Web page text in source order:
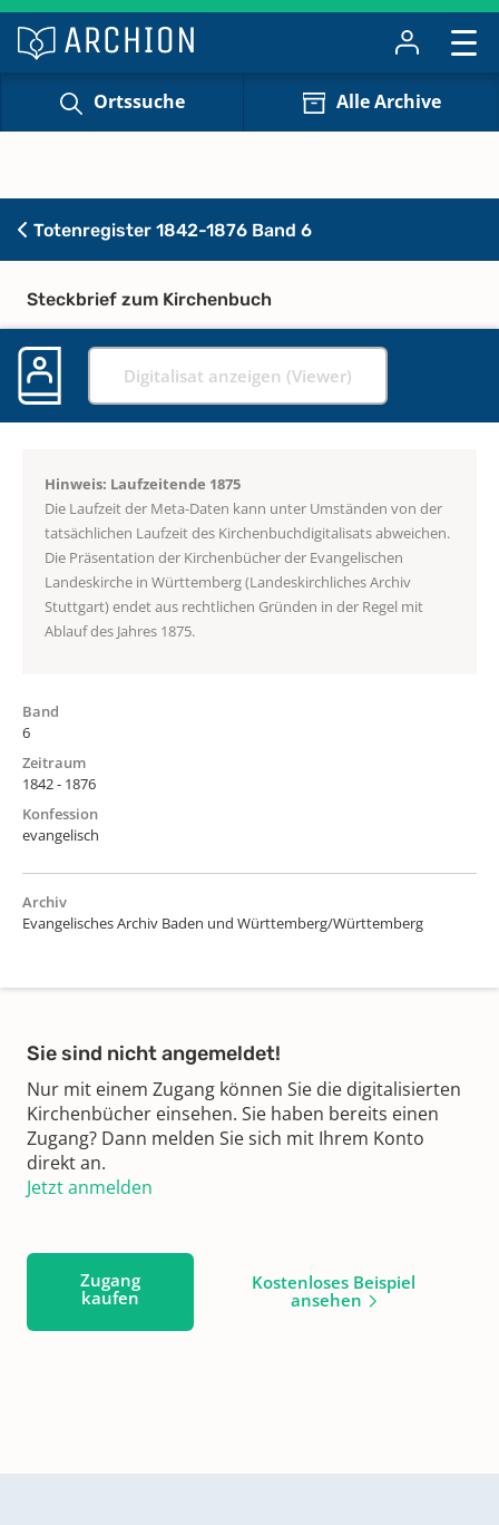
Ortssuche Alle Archive
Totenregister 1842-1876 Band 6
Steckbrief zum Kirchenbuch
Digitalisat anzeigen (Viewer)
Hinweis: Laufzeitende 1875
Die Laufzeit der Meta-Daten kann unter Umständen von der
tatsächlichen Laufzeit des Kirchenbuchdigitalisats abweichen.
Die Präsentation der Kirchenbücher der Evangelischen
Landeskirche in Württemberg (Landeskirchliches Archiv
Stuttgart) endet aus rechtlichen Gründen in der Regel mit
Ablauf des Jahres 1875.
Band
6
Zeitraum
1842 - 1876
Konfession
evangelisch
Archiv
Evangelisches Archiv Baden und Württemberg/Württemberg
Sie sind nicht angemeldet!
Nur mit einem Zugang können Sie die digitalisierten
Kirchenbücher einsehen. Sie haben bereits einen
Zugang? Dann melden Sie sich mit Ihrem Konto
direkt an.
Jetzt anmelden
Zugang
kaufen
Kostenloses Beispiel
ansehen